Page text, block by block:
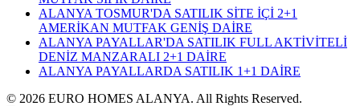
ALANYA TOSMUR'DA SATILIK SİTE İÇİ 2+1
AMERİKAN MUTFAK GENİŞ DAİRE
ALANYA PAYALLAR'DA SATILIK FULL AKTİVİTELİ
DENİZ MANZARALI 2+1 DAİRE
ALANYA PAYALLARDA SATILIK 1+1 DAİRE
© 2026 EURO HOMES ALANYA. All Rights Reserved.